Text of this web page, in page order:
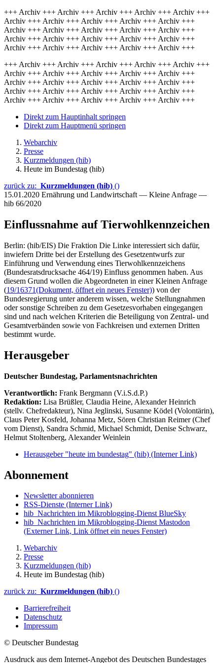
+++ Archiv +++ Archiv +++ Archiv +++ Archiv +++ Archiv +++
Archiv +++ Archiv +++ Archiv +++ Archiv +++ Archiv +++
Archiv +++ Archiv +++ Archiv +++ Archiv +++ Archiv +++
Archiv +++ Archiv +++ Archiv +++ Archiv +++ Archiv +++
Archiv +++ Archiv +++ Archiv +++ Archiv +++ Archiv +++
+++ Archiv +++ Archiv +++ Archiv +++ Archiv +++ Archiv +++
Archiv +++ Archiv +++ Archiv +++ Archiv +++ Archiv +++
Archiv +++ Archiv +++ Archiv +++ Archiv +++ Archiv +++
Archiv +++ Archiv +++ Archiv +++ Archiv +++ Archiv +++
Archiv +++ Archiv +++ Archiv +++ Archiv +++ Archiv +++
Direkt zum Hauptinhalt springen
Direkt zum Hauptmenü springen
Webarchiv
Presse
Kurzmeldungen (hib)
Heute im Bundestag (hib)
zurück zu: Kurzmeldungen (hib) ()
15.01.2020 Ernährung und Landwirtschaft — Kleine Anfrage —
hib 66/2020
Einflussnahme auf Tierwohlkennzeichen
Berlin: (hib/EIS) Die Fraktion Die Linke interessiert sich dafür,
inwiefern Dritte bei der Erstellung des Gesetzentwurfs zur
Einführung und Verwendung eines Tierwohlkennzeichens
(Bundesratsdrucksache 464/19) Einfluss genommen haben. Aus
diesem Grund wollen die Abgeordneten in einer Kleinen Anfrage
(19/16371(Dokument, öffnet ein neues Fenster)) von der
Bundesregierung unter anderem wissen, welche Stellungnahmen
oder sonstige Schreiben zu dem Gesetzesvorhaben eingegangen
sind und nach welchen Kriterien die Beteiligung von Zentral- und
Gesamtverbänden sowie von Fachkreisen und externen Dritten
bestimmt wurde.
Herausgeber
Deutscher Bundestag, Parlamentsnachrichten
Verantwortlich: Frank Bergmann (V.i.S.d.P.)
Redaktion: Lisa Brüßler, Claudia Heine, Alexander Heinrich
(stellv. Chefredakteur), Nina Jeglinski, Susanne Ködel (Volontärin),
Claus Peter Kosfeld, Johanna Metz, Sören Christian Reimer (Chef
vom Dienst), Sandra Schmid, Michael Schmidt, Denise Schwarz,
Helmut Stoltenberg, Alexander Weinlein
Herausgeber "heute im bundestag" (hib) (Interner Link)
Abonnement
Newsletter abonnieren
RSS-Dienste (Interner Link)
hib_Nachrichten im Mikroblogging-Dienst BlueSky
hib_Nachrichten im Mikroblogging-Dienst Mastodon
(Externer Link, Link öffnet ein neues Fenster)
Webarchiv
Presse
Kurzmeldungen (hib)
Heute im Bundestag (hib)
zurück zu: Kurzmeldungen (hib) ()
Barrierefreiheit
Datenschutz
Impressum
© Deutscher Bundestag
Ausdruck aus dem Internet-Angebot des Deutschen Bundestages